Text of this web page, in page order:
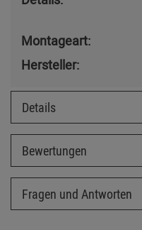
Montageart:
Hersteller:
Details
Bewertungen
Fragen und Antworten